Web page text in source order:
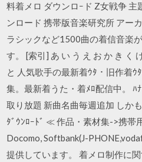
料着メロ ダウンロｰド Z女戦争 主
ンロード 携帯版音楽研究所 アー
ラシックなど1500曲の着信音楽
す。 [索引] あ い う え お か き く
と 人気歌手の最新着ｳﾀ・旧作着
集。最新着うた・着ﾒﾛ配信中。
取り放題 新曲名曲毎週追加 しか
ﾀﾞｳﾝﾛｰﾄﾞ ≪ 作品・素材集->携帯
Docomo, Softbank(J-
提供しています。 着メロ制作に